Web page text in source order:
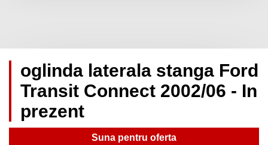
oglinda laterala stanga Ford
Transit Connect 2002/06 - In
prezent
Suna pentru oferta